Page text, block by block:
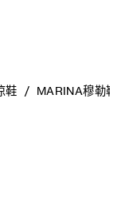
鞋 MARINA穆勒鞋